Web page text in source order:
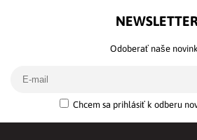
Odoberať naše
Chcem sa prihlásiť k odberu